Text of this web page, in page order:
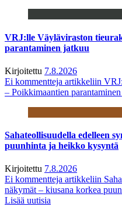
VRJ:lle Väyläviraston
parantaminen jatkuu
Kirjoitettu 7.8.2026
Ei kommentteja artikkeliin
– Poikkimaantien
Sahateollisuudella edelleen
puunhinta ja heikko kysyntä
Kirjoitettu 7.8.2026
Ei kommentteja artikkeliin
näkymät – kiusana korkea
Lisää uutisia